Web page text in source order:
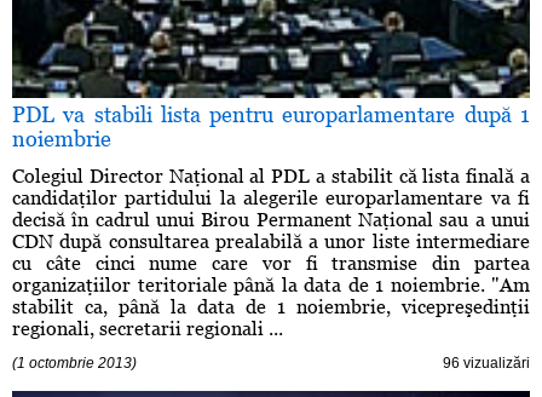
PDL va stabili lista pentru europarlamentare după 1
noiembrie
Colegiul Director Naţional al PDL a stabilit că lista finală a
candidaţilor partidului la alegerile europarlamentare va fi
decisă în cadrul unui Birou Permanent Naţional sau a unui
CDN după consultarea prealabilă a unor liste intermediare
cu câte cinci nume care vor fi transmise din partea
organizaţiilor teritoriale până la data de 1 noiembrie. "Am
stabilit ca, până la data de 1 noiembrie, vicepreşedinţii
regionali, secretarii regionali ...
(1 octombrie 2013) 96 vizualizări